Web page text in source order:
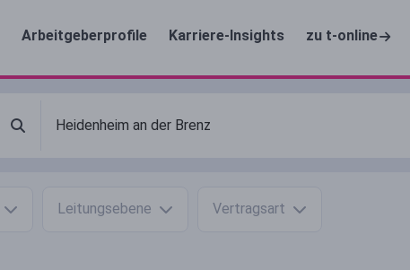
Arbeitgeberprofile Karriere-Insights zu t-online
Leitungsebene Vertragsart